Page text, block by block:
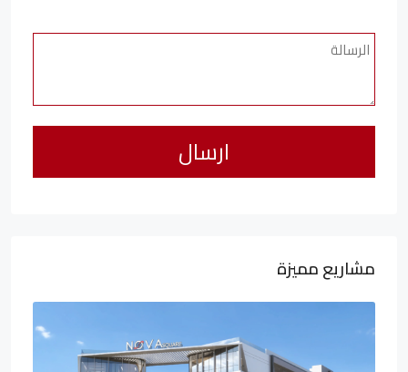
مشاريع مميزة